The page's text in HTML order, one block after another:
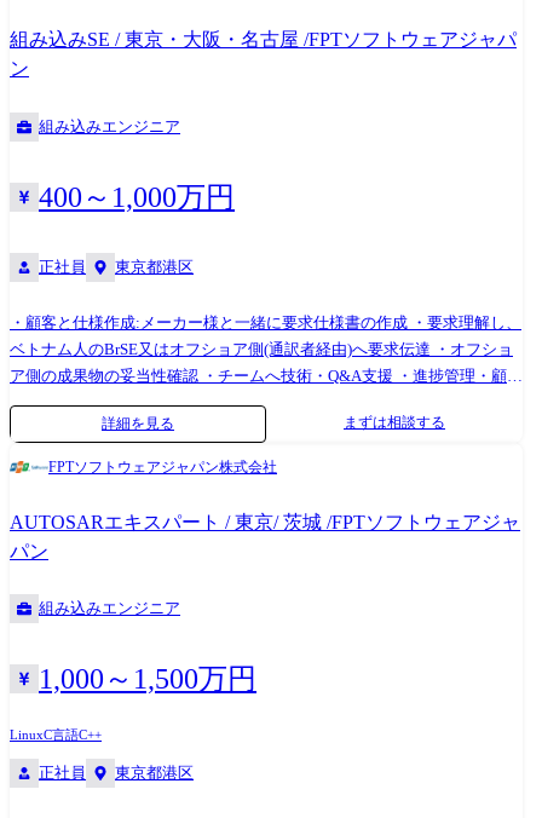
組み込みSE / 東京・大阪・名古屋 /FPTソフトウェアジャパ
ン
組み込みエンジニア
400～1,000万円
正社員 東京都港区
・顧客と仕様作成:メーカー様と一緒に要求仕様書の作成 ・要求理解し、
ベトナム人のBrSE又はオフショア側(通訳者経由)へ要求伝達 ・オフショ
ア側の成果物の妥当性確認 ・チームへ技術・Q&A支援 ・進捗管理・顧客
へ定期的に報告 ・必要に応じて、実務実施
詳細を見る まずは相談する
FPTソフトウェアジャパン株式会社
AUTOSARエキスパート / 東京/ 茨城 /FPTソフトウェアジャ
パン
組み込みエンジニア
1,000～1,500万円
LinuxC言語C++
正社員 東京都港区